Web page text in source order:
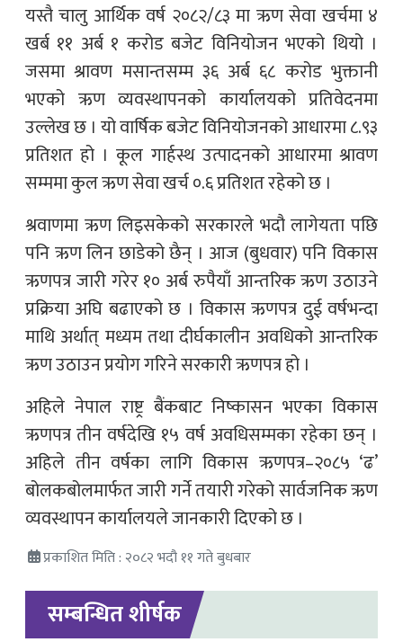
यस्तै चालु आर्थिक वर्ष २०८२/८३ मा ऋण सेवा खर्चमा ४
खर्ब ११ अर्ब १ करोड बजेट विनियोजन भएको थियो ।
जसमा श्रावण मसान्तसम्म ३६ अर्ब ६८ करोड भुक्तानी
भएको ऋण व्यवस्थापनको कार्यालयको प्रतिवेदनमा
उल्लेख छ । यो वार्षिक बजेट विनियोजनको आधारमा ८.९३
प्रतिशत हो । कूल गार्हस्थ उत्पादनको आधारमा श्रावण
सम्ममा कुल ऋण सेवा खर्च ०.६ प्रतिशत रहेको छ ।
श्रवाणमा ऋण लिइसकेको सरकारले भदौ लागेयता पछि
पनि ऋण लिन छाडेको छैन् । आज (बुधवार) पनि विकास
ऋणपत्र जारी गरेर १० अर्ब रुपैयाँ आन्तरिक ऋण उठाउने
प्रक्रिया अघि बढाएको छ । विकास ऋणपत्र दुई वर्षभन्दा
माथि अर्थात् मध्यम तथा दीर्घकालीन अवधिको आन्तरिक
ऋण उठाउन प्रयोग गरिने सरकारी ऋणपत्र हो ।
अहिले नेपाल राष्ट्र बैंकबाट निष्कासन भएका विकास
ऋणपत्र तीन वर्षदेखि १५ वर्ष अवधिसम्मका रहेका छन् ।
अहिले तीन वर्षका लागि विकास ऋणपत्र–२०८५ ‘ढ’
बोलकबोलमार्फत जारी गर्ने तयारी गरेको सार्वजनिक ऋण
व्यवस्थापन कार्यालयले जानकारी दिएको छ ।
प्रकाशित मिति : २०८२ भदौ ११ गते बुधबार
सम्बन्धित शीर्षक